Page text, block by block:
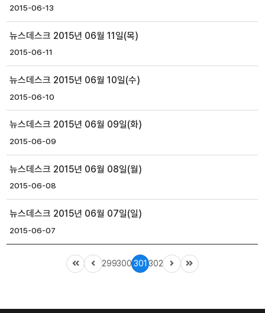
2015-06-13
뉴스데스크 2015년 06월 11일(목)
2015-06-11
뉴스데스크 2015년 06월 10일(수)
2015-06-10
뉴스데스크 2015년 06월 09일(화)
2015-06-09
뉴스데스크 2015년 06월 08일(월)
2015-06-08
뉴스데스크 2015년 06월 07일(일)
2015-06-07
299300 301 302